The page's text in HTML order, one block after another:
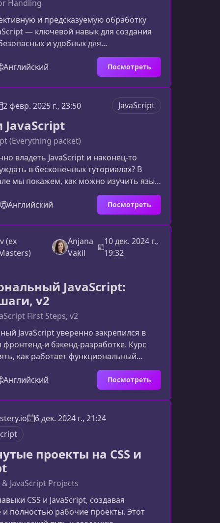
Handling
и предсказуемую обработку
— ключевой навык для создания
и удобных для
веб‑приложений. В этом материале вы
ожидать от курса, какие компетенции
управление ошибками —
разработки.Что вы
построен так, чтобы шаг за
вас от базовых конструкций до
в продакшене. Н
Английский Посмотреть
2 февр. 2025 г., 23:50 JavaScript
(Everything packet)
владеть JavaScript и наконец-то
в бесконечных туториалах? В
мы покажем, как можно изучить язык
и последовательно, даже если вы
раз и постоянно сталкивались с
большинству сложно выучить
— основа современной веб-
многие ученики сталкиваются с
язык слишком сложный или
самом деле п
Английский Посмотреть
(ex
Anjana
Vakil
10 дек. 2024 г.,
19:32
JavaScript:
v2
First Steps, v2
JavaScript уверенно закрепился в
бэкенд‑разработке. Курс
как работает функциональный
его активно используют в
Node.js‑проектах и современных
и как эти знания улучшат качество
скорость разработки. Материал
в FP, фронтенд‑разработчикам
и специалистам других
в JavaScript.Поч
Английский Посмотреть
6 дек. 2024 г., 21:24
проекты на CSS и
& JavaScript Projects
CSS и JavaScript, создавая
полностью рабочие проекты. Этот